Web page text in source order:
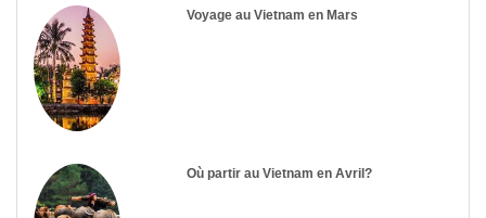
Voyage au Vietnam en Mars
Où partir au Vietnam en Avril?